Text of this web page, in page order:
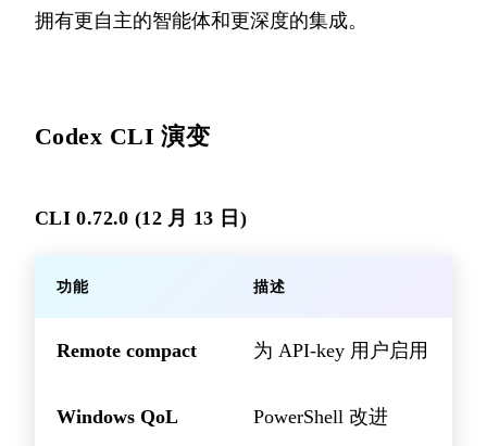
拥有更自主的智能体和更深度的集成。
Codex CLI 演变
CLI 0.72.0 (12 月 13 日)
功能 描述
Remote compact 为 API-key 用户启用
Windows QoL PowerShell 改进